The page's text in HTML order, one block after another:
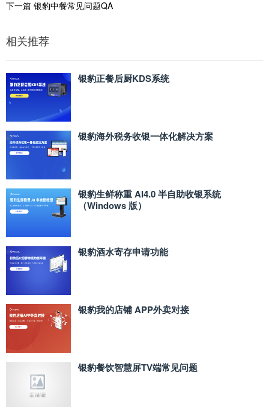
下一篇 银豹中餐常见问题QA
相关推荐
银豹正餐后厨KDS系统
银豹海外税务收银一体化解决方案
银豹生鲜称重 AI4.0 半自助收银系统
（Windows 版）
银豹酒水寄存申请功能
银豹我的店铺 APP外卖对接
银豹餐饮智慧屏TV端常见问题